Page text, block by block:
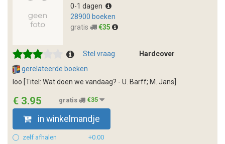
0-1 dagen
28900 boeken
gratis
€35
Stel vraag
Hardcover
gerelateerde boeken
loo [Titel: Wat doen we vandaag? - U. Barff; M. Jans]
€ 3.95 gratis €35
in winkelmandje
zelf afhalen
+0.00